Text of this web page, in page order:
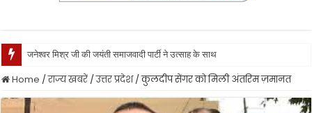
जनेश्वर मिश्र जी की जयंती समाजवादी पार्टी ने उत्साह के साथ मनायी
Home / राज्य खबरें / उत्तर प्रदेश/ कुलदीप सेंगर को मिली अंतरिम ज़मानत